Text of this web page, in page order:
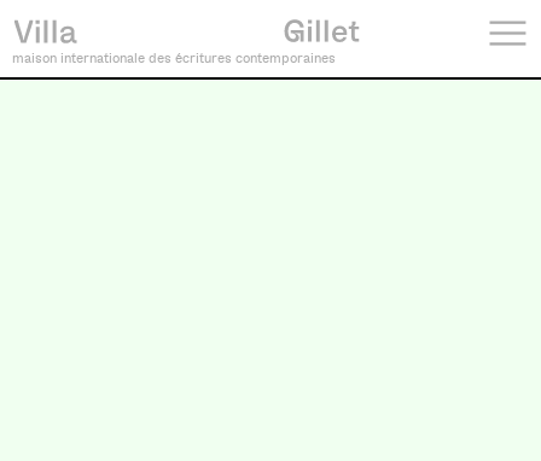
maison internationale des écritures contemporaines